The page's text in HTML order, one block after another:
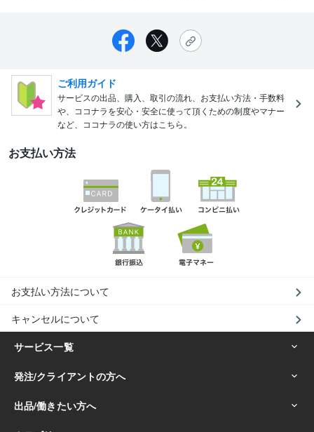
ご利用ガイド
サービスの出品、購入、取引の流れ、お支払い方法・手数料
や、ココナラを安心・安全に使って頂くための制度やマナー
など、ココナラの使い方はこちら。
お支払い方法
お支払い方法について
キャンセルについて